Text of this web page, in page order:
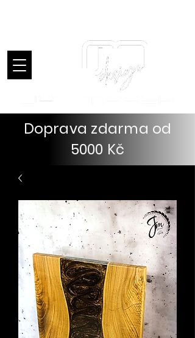
Doprava zdarma od
5000 Kč